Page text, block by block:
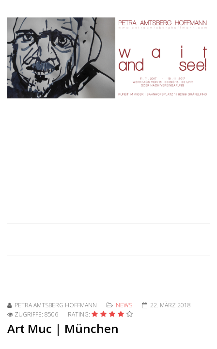
PETRA AMTSBERG HOFFMANN NEWS
22. MÄRZ 2018
ZUGRIFFE: 8506
RATING:
Art Muc | München